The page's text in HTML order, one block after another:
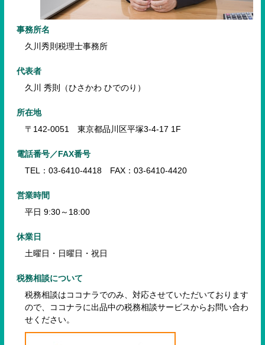
事務所名
久川秀則税理士事務所
代表者
久川 秀則（ひさかわ ひでのり）
所在地
〒142-0051 東京都品川区平塚3-4-17 1F
電話番号／FAX番号
TEL：03-6410-4418 FAX：03-6410-4420
営業時間
平日 9:30～18:00
休業日
土曜日・日曜日・祝日
税務相談について
税務相談はココナラでのみ、対応させていただいております
ので、
ココナラに出品中の税務相談サービスからお問い合わ
せください。